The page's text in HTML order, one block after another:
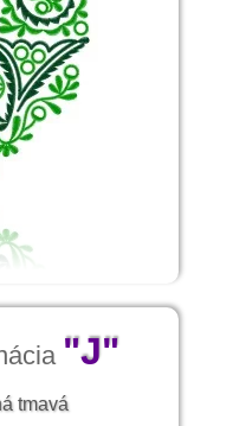
"J"
tmavá